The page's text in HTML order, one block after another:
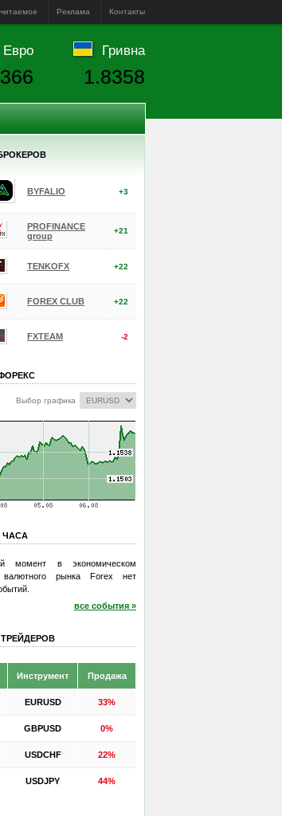
Реклама Контакты
BYFALIO +3
PROFINANCE
group
+21
TENKOFX +22
FOREX CLUB +22
FXTEAM -2
Выбор графика
ЧАСА
момент в экономическом
валютного рынка Forex нет
все события »
Инструмент Продажа
EURUSD 33%
GBPUSD 0%
USDCHF 22%
USDJPY 44%
Евро Гривна
1.8358